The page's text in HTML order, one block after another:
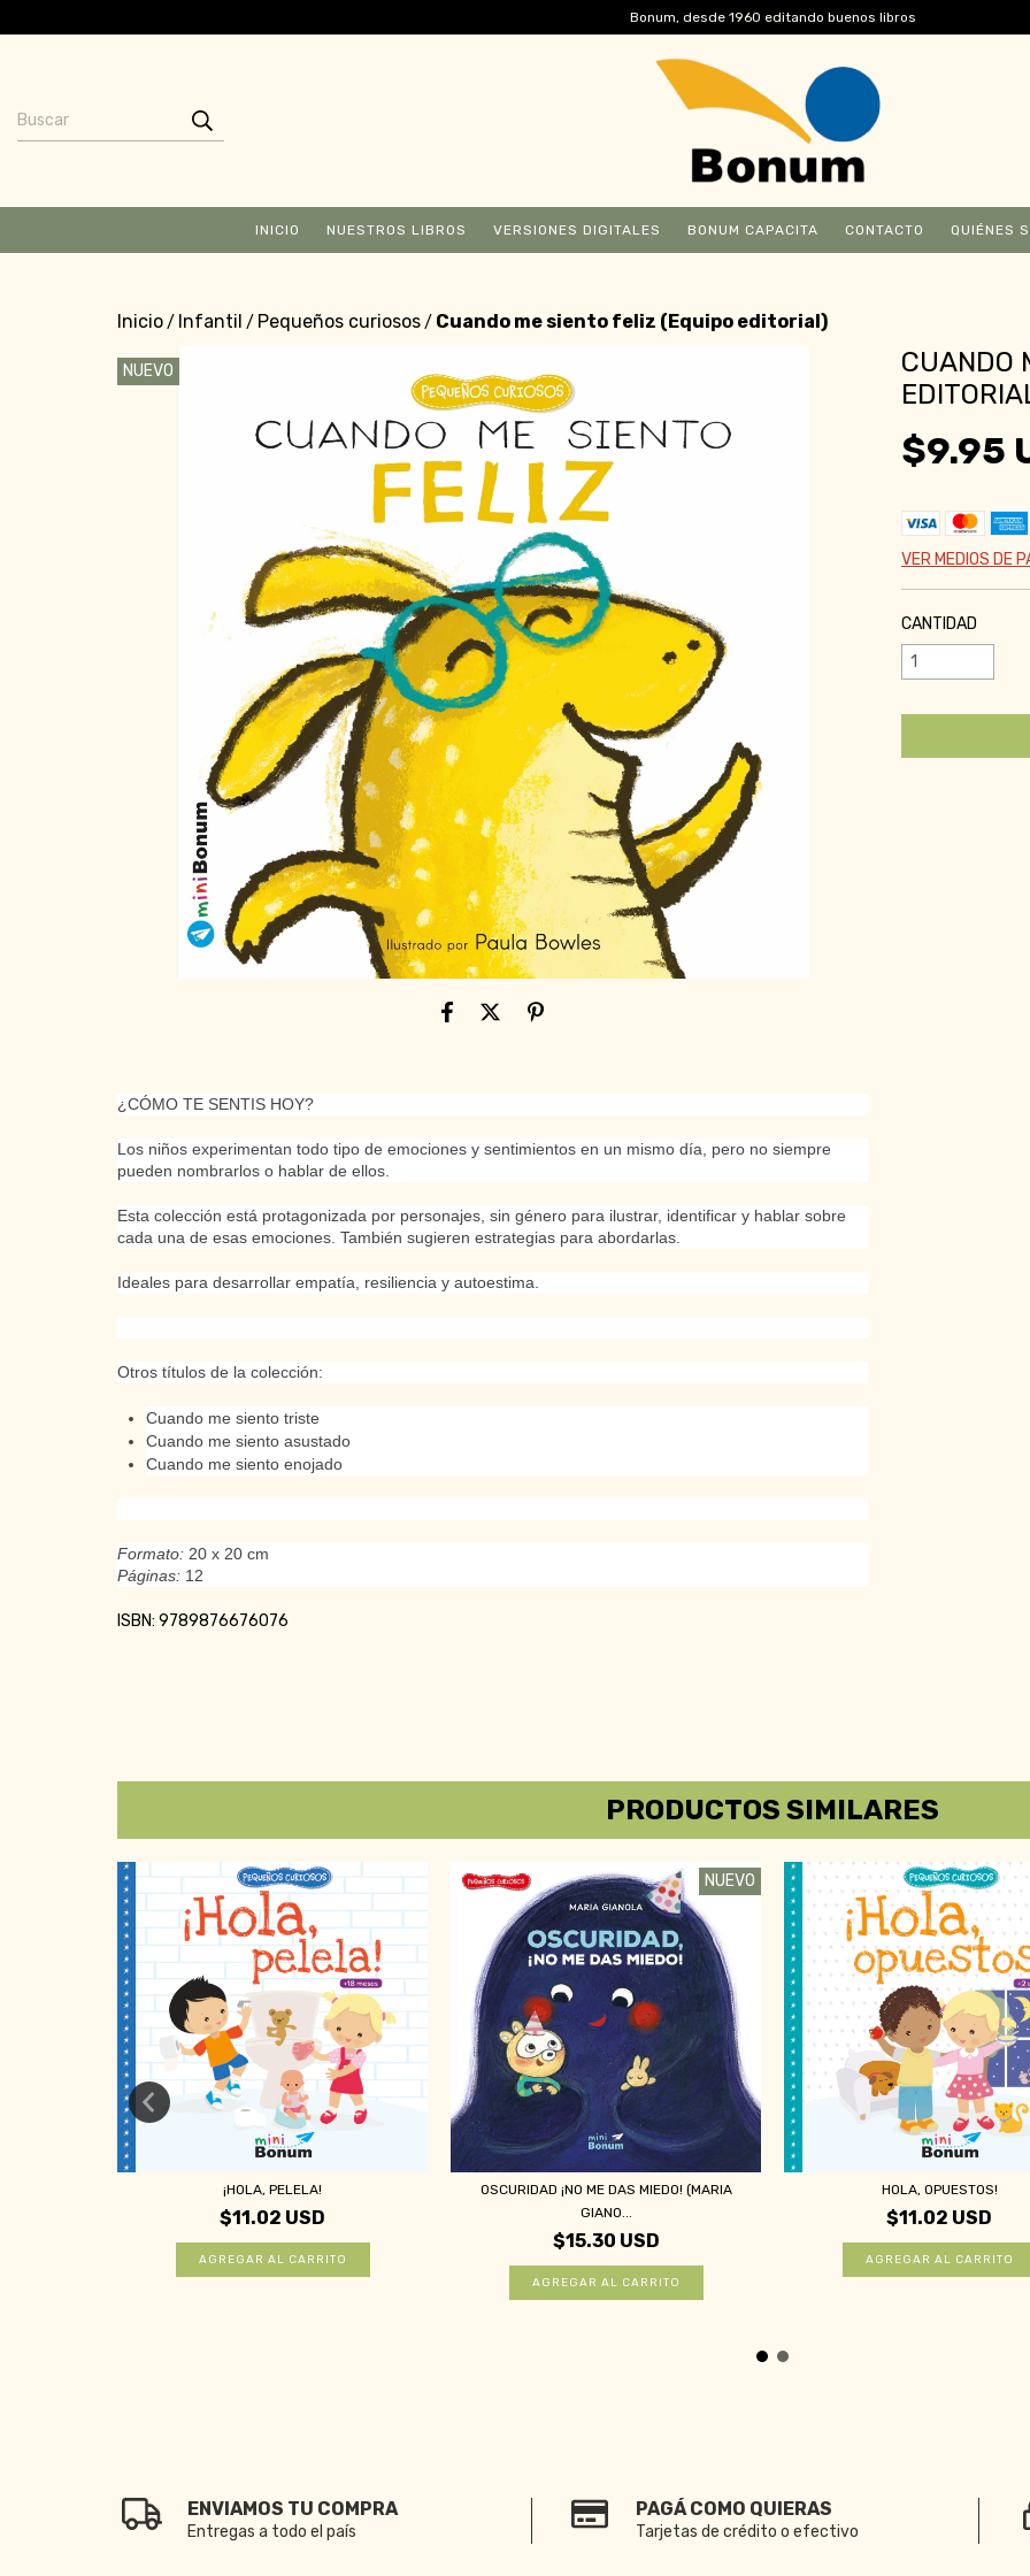
Bonum, desde 1960 editando buenos libros
INICIO NUESTROS LIBROS VERSIONES DIGITALES BONUM CAPACITA CONTACTO QUIÉNES
Inicio/ Infantil / Pequeños curiosos/ Cuando me siento feliz (Equipo editorial)
NUEVO
¿CÓMO TE SENTIS HOY?
Los niños experimentan todo tipo de emociones y sentimientos en un mismo día, pero no siempre
pueden nombrarlos o hablar de ellos.
Esta colección está protagonizada por personajes, sin género para ilustrar, identificar y hablar sobre
cada una de esas emociones. También sugieren estrategias para abordarlas.
Ideales para desarrollar empatía, resiliencia y autoestima.
Otros títulos de la colección:
Cuando me siento triste
Cuando me siento asustado
Cuando me siento enojado
Formato: 20 x 20 cm
Páginas: 12
ISBN: 9789876676076
CUANDO
$9.95
VER MEDIOS DE
CANTIDAD
PRODUCTOS SIMILARES
¡HOLA, PELELA!
$11.02 USD
NUEVO
OSCURIDAD ¡NO ME DAS MIEDO! (MARIA
GIANO...
$15.30 USD
HOLA, OPUESTOS!
$11.02 USD
ENVIAMOS TU COMPRA
Entregas a todo el país
PAGÁ COMO QUIERAS
Tarjetas de crédito o efectivo